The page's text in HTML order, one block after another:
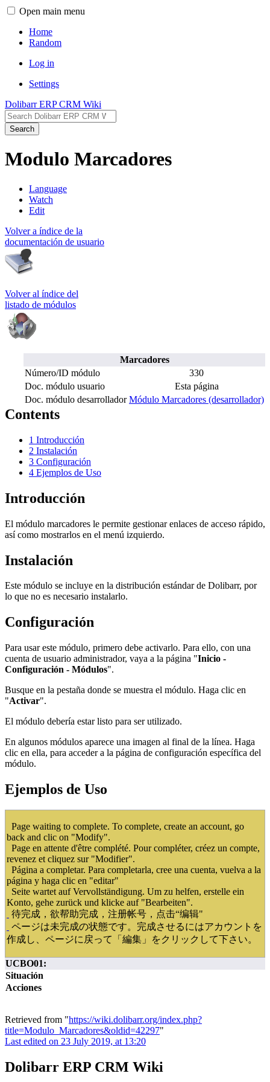
Open main menu
Home
Random
Log in
Settings
Dolibarr ERP CRM Wiki
Search
Modulo Marcadores
Language
Watch
Edit
Volver a índice de la
documentación de usuario
Volver al índice del
listado de módulos
Marcadores
Número/ID módulo
330
Doc. módulo usuario
Esta página
Doc. módulo desarrollador Módulo Marcadores (desarrollador)
Contents
1 Introducción
2 Instalación
3 Configuración
4 Ejemplos de Uso
Introducción
El módulo marcadores le permite gestionar enlaces de acceso rápido,
así como mostrarlos en el menú izquierdo.
Instalación
Este módulo se incluye en la distribución estándar de Dolibarr, por
lo que no es necesario instalarlo.
Configuración
Para usar este módulo, primero debe activarlo. Para ello, con una
cuenta de usuario administrador, vaya a la página "Inicio -
Configuración - Módulos".
Busque en la pestaña donde se muestra el módulo. Haga clic en
"Activar".
El módulo debería estar listo para ser utilizado.
En algunos módulos aparece una imagen al final de la línea. Haga
clic en ella, para acceder a la página de configuración específica del
módulo.
Ejemplos de Uso
Page waiting to complete. To complete, create an account, go
back and clic on "Modify".
Page en attente d'être complété. Pour compléter, créez un compte,
revenez et cliquez sur "Modifier".
Página a completar. Para completarla, cree una cuenta, vuelva a la
página y haga clic en "editar"
Seite wartet auf Vervollständigung. Um zu helfen, erstelle ein
Konto, gehe zurück und klicke auf "Bearbeiten".
待完成，欲帮助完成，注册帐号，点击“编辑"
ページは未完成の状態です。完成させるにはアカウントを
作成し、ページに戻って「編集」をクリックして下さい。
UCBO01:
Situación
Acciones
Retrieved from "https://wiki.dolibarr.org/index.php?
title=Modulo_Marcadores&oldid=42297"
Last edited on 23 July 2019, at 13:20
Dolibarr ERP CRM Wiki